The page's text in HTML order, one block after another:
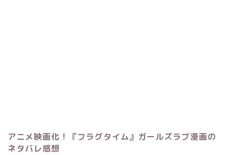
アニメ映画化！『フラグタイム』ガールズラブ漫画の
ネタバレ感想